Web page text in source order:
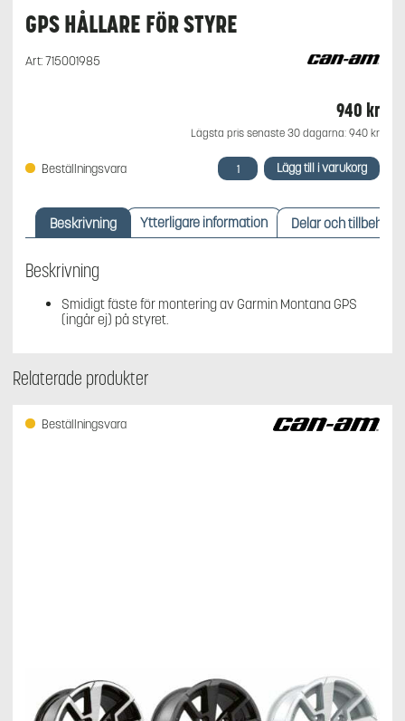
GPS HÅLLARE FÖR STYRE
Art:715001985
940 kr
Lägsta pris senaste 30 dagarna: 940 kr
Beställningsvara
GPS
hållare
styre
mängd
Lägg till i varukorg
Beskrivning Ytterligare information Delar och tillbehör
Beskrivning
Smidigt fäste för montering av Garmin Montana GPS
(ingår ej) på styret.
Relaterade produkter
Beställningsvara